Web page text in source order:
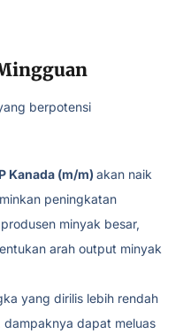
berpotensi
Kanada (m/m)akan naik
peningkatan
minyak besar,
arah output minyak
yang dirilis lebih rendah
dapat meluas